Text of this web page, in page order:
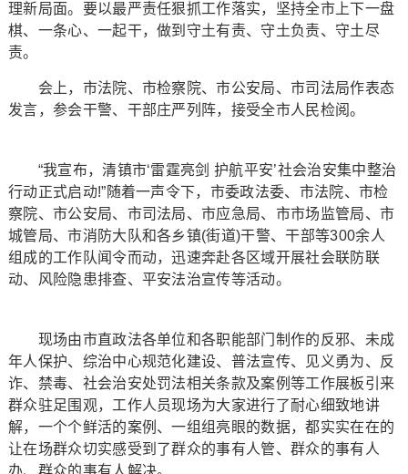
理新局面。要以最严责任狠抓工作落实，坚持全市上下一盘
棋、一条心、一起干，做到守土有责、守土负责、守土尽
责。
会上，市法院、市检察院、市公安局、市司法局作表态
发言，参会干警、干部庄严列阵，接受全市人民检阅。
“我宣布，清镇市‘雷霆亮剑 护航平安’社会治安集中整治
行动正式启动!”随着一声令下，市委政法委、市法院、市检
察院、市公安局、市司法局、市应急局、市市场监管局、市
城管局、市消防大队和各乡镇(街道)干警、干部等300余人
组成的工作队闻令而动，迅速奔赴各区域开展社会联防联
动、风险隐患排查、平安法治宣传等活动。
现场由市直政法各单位和各职能部门制作的反邪、未成
年人保护、综治中心规范化建设、普法宣传、见义勇为、反
诈、禁毒、社会治安处罚法相关条款及案例等工作展板引来
群众驻足围观，工作人员现场为大家进行了耐心细致地讲
解，一个个鲜活的案例、一组组亮眼的数据，都实实在在的
让在场群众切实感受到了群众的事有人管、群众的事有人
办、群众的事有人解决。